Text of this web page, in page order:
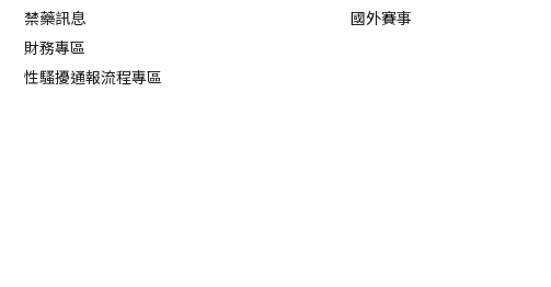
禁藥訊息
財務專區
性騷擾通報流程專區
國外賽事